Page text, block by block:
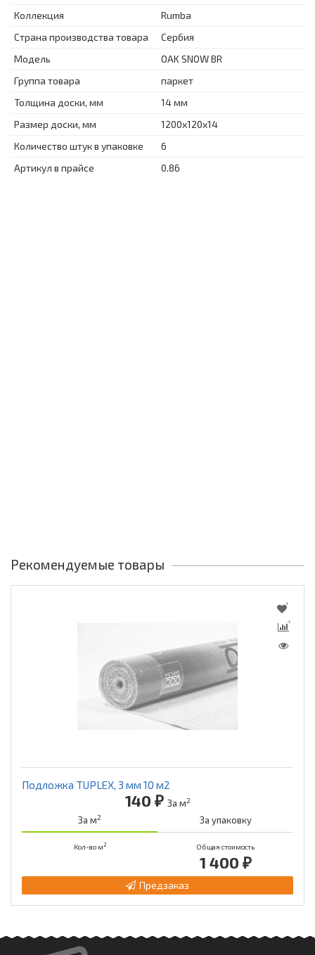
Коллекция
Rumba
Страна производства товара
Сербия
Модель
OAK SNOW BR
Группа товара
паркет
Толщина доски, мм
14 мм
Размер доски, мм
1200x120x14
Количество штук в упаковке
6
Артикул в прайсе
0.86
Рекомендуемые товары
Подложка TUPLEX, 3 мм 10 м2
140 ₽ За м2
За м2 За упаковку
Кол-во м2 Общая стоимость
1 400 ₽
Предзаказ